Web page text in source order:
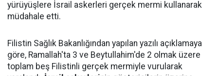
yürüyüşlere İsrail askerleri gerçek mermi kullanarak
müdahale etti.
Filistin Sağlık Bakanlığından yapılan yazılı açıklamaya
göre, Ramallah'ta 3 ve Beytullahim'de 2 olmak üzere
toplam beş Filistinli gerçek mermiyle vurularak